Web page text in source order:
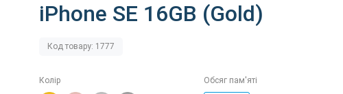
iPhone SE 16GB (Gold)
Код товару: 1777
Колір Обсяг пам'яті